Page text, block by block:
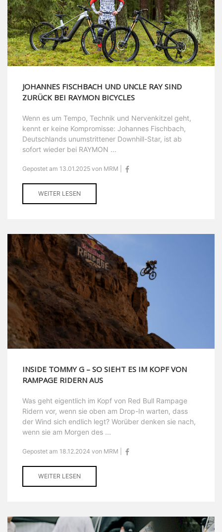
JOHANNES FISCHBACH UND UNCLE RAY SIND
ZURÜCK BEI RAYMON BICYCLES
Wenn es um Tempo, Technik und Nervenkitzel geht,
kennt er keine Kompromisse: Johannes Fischbach,
Deutschlands unumstrittener Downhill-Star, ist ab
sofort wieder bei RAYMON ...
Gepostet am 13.01.2025 von MRM |
WEITER LESEN
INSIDE TOMMY G – SO SIEHT ES IM KOPF VON
RAMPAGE RIDERN AUS
Was geht eigentlich im Kopf von Red Bull Rampage
Ridern vor, wenn sie oben am Drop-In warten, dass
der Wind sich endlich legt? Worüber denken sie nach,
wenn sie am Morgen des ...
Gepostet am 18.12.2024 von MRM |
WEITER LESEN